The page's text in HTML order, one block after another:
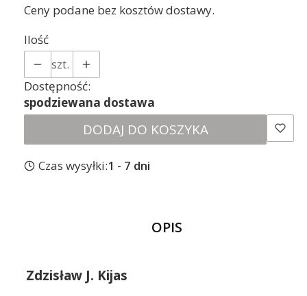
Ceny podane bez kosztów dostawy.
Ilość
szt.
Dostępność:
spodziewana dostawa
DODAJ DO KOSZYKA
Czas wysyłki:1 - 7 dni
OPIS
Zdzisław J. Kijas